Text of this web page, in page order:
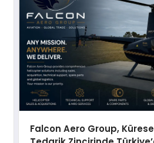
Falcon Aero Group,